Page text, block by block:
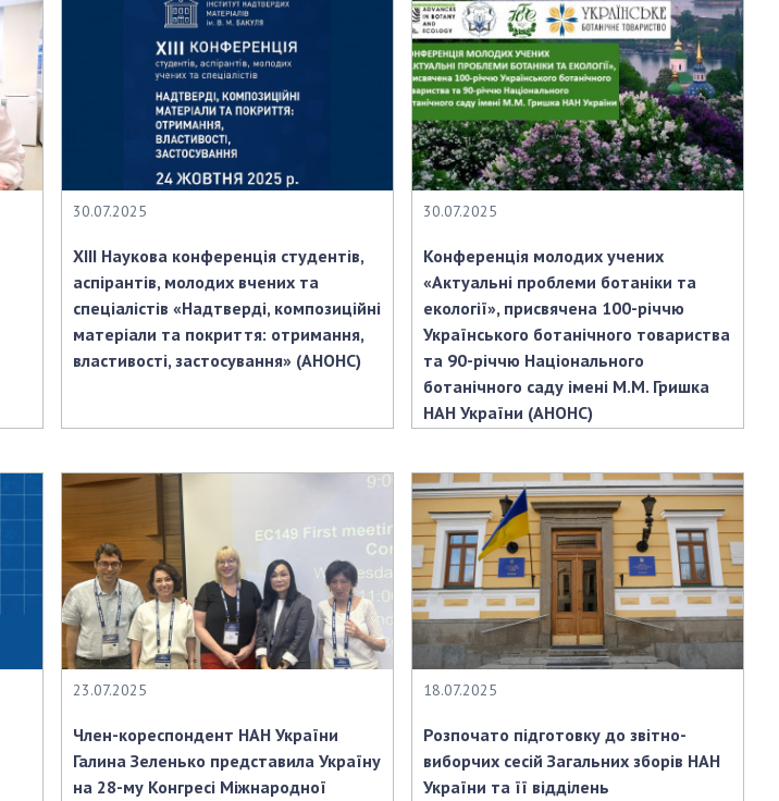
30.07.2025
XІІІ Наукова конференція студентів,
аспірантів, молодих вчених та
спеціалістів «Надтверді, композиційні
матеріали та покриття: отримання,
властивості, застосування» (АНОНС)
30.07.2025
Конференція молодих учених
«Актуальні проблеми ботаніки та
екології», присвячена 100-річчю
Українського ботанічного товариства
та 90-річчю Національного
ботанічного саду імені М.М. Гришка
НАН України (АНОНС)
23.07.2025
Член-кореспондент НАН України
Галина Зеленько представила Україну
на 28-му Конгресі Міжнародної
18.07.2025
Розпочато підготовку до звітно-
виборчих сесій Загальних зборів НАН
України та її відділень